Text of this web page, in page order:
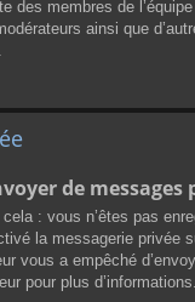
des membres de
ainsi que
de messages
: vous n’êtes pas
la messagerie privée
vous a empêché
pour plus d’informations.